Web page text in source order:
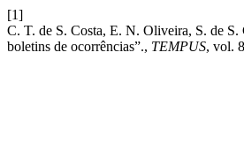
[1]
C. T. de S. Costa, E. N. Oliveira, S. de
boletins de ocorrências”., TEMPUS, vol.